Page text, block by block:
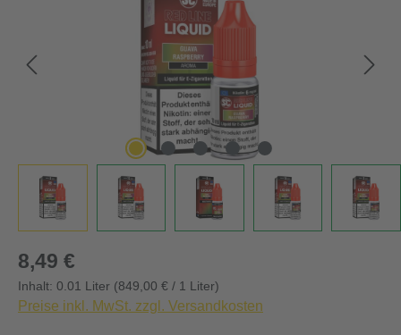
Regulärer Preis:
8,49 €
Inhalt: 0.01 Liter (849,00 € / 1 Liter)
Preise inkl. MwSt. zzgl. Versandkosten